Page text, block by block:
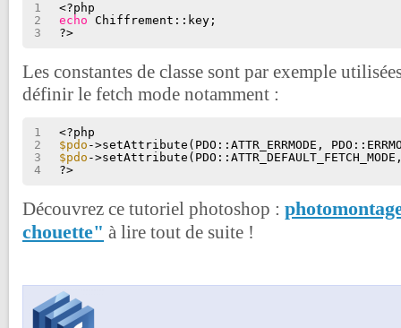
1
2
3
<?php
echo
Chiffrement::key;
?>
Les constantes de classe sont par exemple
définir le fetch mode notamment :
1
2
3
4
<?php
$pdo ->setAttribute(PDO::ATTR_ERRMODE,
$pdo -
?>
Découvrez ce tutoriel photoshop :
chouette" à lire tout de suite !